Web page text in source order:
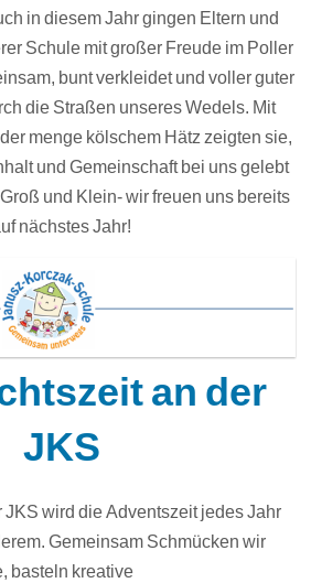
in diesem Jahr gingen Eltern und
Schule mit großer Freude im Poller
bunt verkleidet und voller guter
die Straßen unseres Wedels. Mit
menge kölschem Hätz zeigten sie,
und Gemeinschaft bei uns gelebt
und Klein- wir freuen uns bereits
nächstes Jahr!
an der
JKS
JKS wird die Adventszeit jedes Jahr
Gemeinsam Schmücken wir
basteln kreative